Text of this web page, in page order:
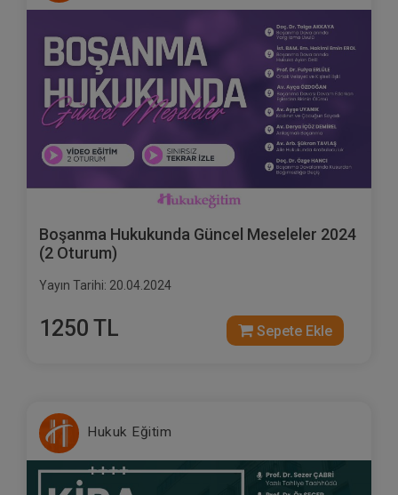
Boşanma Hukukunda Güncel Meseleler 2024
(2 Oturum)
Yayın Tarihi: 20.04.2024
1250 TL Sepete Ekle
Hukuk Eğitim